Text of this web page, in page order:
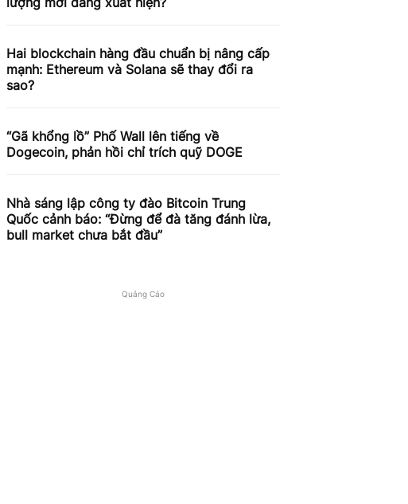
Hai blockchain hàng đầu chuẩn bị nâng cấp
mạnh: Ethereum và Solana sẽ thay đổi ra
sao?
“Gã khổng lồ” Phố Wall lên tiếng về
Dogecoin, phản hồi chỉ trích quỹ DOGE
Nhà sáng lập công ty đào Bitcoin Trung
Quốc cảnh báo: “Đừng để đà tăng đánh lừa,
bull market chưa bắt đầu”
Quảng Cáo